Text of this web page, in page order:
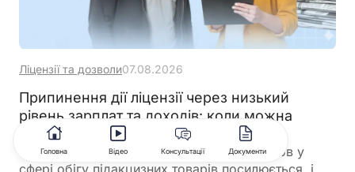
Ліцензії та дозволи07.08.2026
Припинення дії ліцензії через низький
рівень зарплат та доходів: коли можна
отримати нову ліцензію
Контроль за дотриманням ліцензійних умов у
сфері обігу підакцизних товарів посилюється, і
Головна Відео Консультації Документи